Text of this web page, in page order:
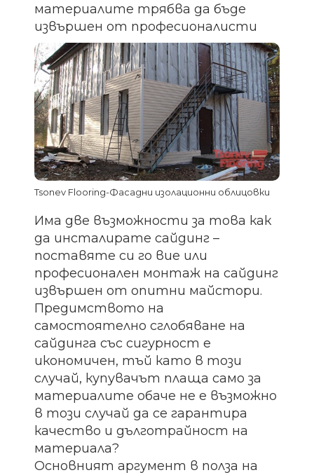
материалите трябва да бъде
извършен от професионалисти
Tsonev Flooring-Фасадни изолационни облицовки
Има две възможности за това как
да инсталирате сайдинг –
поставяте си го вие или
професионален монтаж на сайдинг
извършен от опитни майстори.
Предимството на
самостоятелно сглобяване на
сайдинга със сигурност е
икономичен, тъй като в този
случай, купувачът плаща само за
материалите обаче не е възможно
в този случай да се гарантира
качество и дълготрайност на
материала?
Основният аргумент в полза на